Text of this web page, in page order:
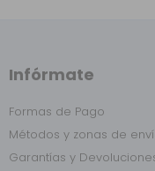
Infórmate
Formas de Pago
Métodos y zonas de
Garantías y